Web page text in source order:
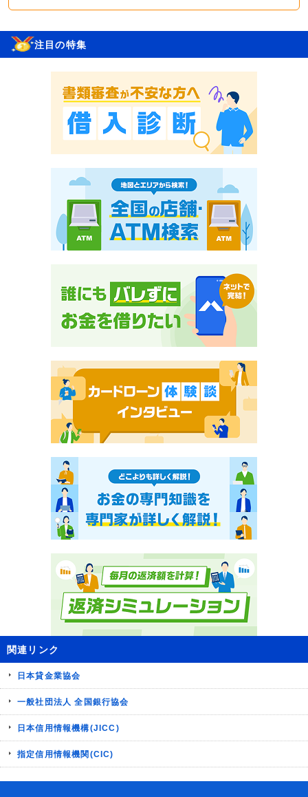
注目の特集
関連リンク
日本貸金業協会
一般社団法人 全国銀行協会
日本信用情報機構(JICC)
指定信用情報機関(CIC)